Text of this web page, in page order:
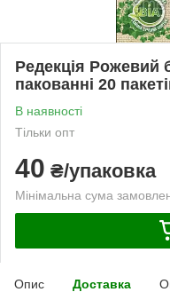
Редекція Рожевий
пакованні 20
В наявності
Тільки опт
40 ₴/упаковка
Мінімальна сума
Опис Доставка